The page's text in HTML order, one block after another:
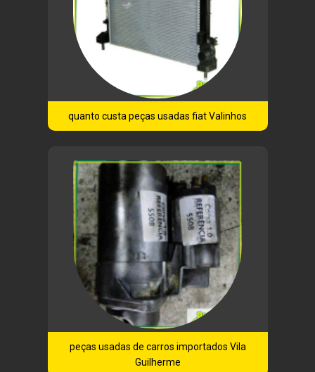
quanto custa peças usadas fiat Valinhos
peças usadas de carros importados Vila
Guilherme